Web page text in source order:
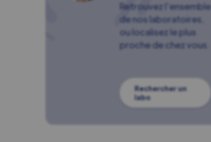
Retrouvez l'ensemble
de nos laboratoires,
ou localisez le plus
proche de chez vous.
Rechercher un
labo